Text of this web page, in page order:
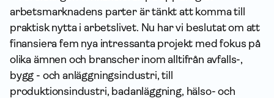
arbetsmarknadens parter är tänkt att komma till
praktisk nytta i arbetslivet. Nu har vi beslutat om att
finansiera fem nya intressanta projekt med fokus på
olika ämnen och branscher inom alltifrån avfalls-,
bygg - och anläggningsindustri, till
produktionsindustri, badanläggning, hälso- och